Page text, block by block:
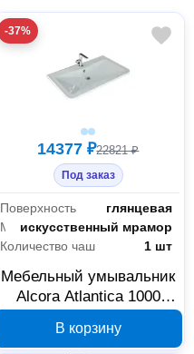
-37%
14377 ₽22821 ₽
Под заказ
Поверхность
глянцевая
Материал раковиныискусственный мрамор
Количество чаш
1 шт
Мебельный умывальник
Alcora Atlantica 1000
4680028070290
В корзину